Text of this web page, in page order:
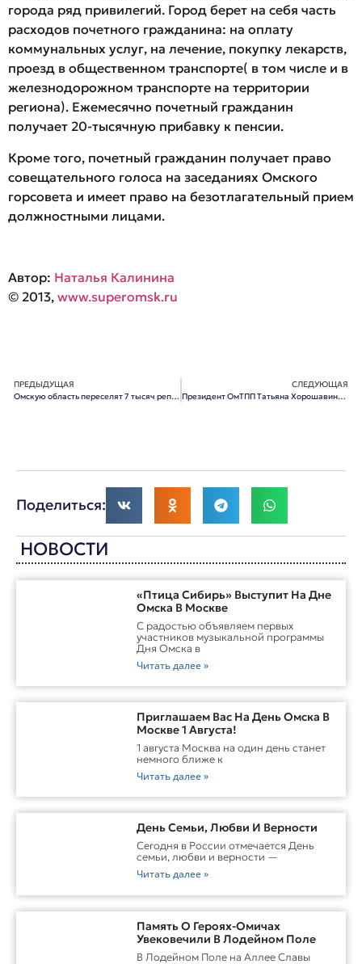
города ряд привилегий. Город берет на себя часть
расходов почетного гражданина: на оплату
коммунальных услуг, на лечение, покупку лекарств,
проезд в общественном транспорте( в том числе и в
железнодорожном транспорте на территории
региона). Ежемесячно почетный гражданин
получает 20-тысячную прибавку к пенсии.
Кроме того, почетный гражданин получает право
совещательного голоса на заседаниях Омского
горсовета и имеет право на безотлагательный прием
должностными лицами.
Автор: Наталья Калинина
© 2013, www.superomsk.ru
ПРЕДЫДУЩАЯ
Омскую область переселят 7 тысяч репатриантов
СЛЕДУЮЩАЯ
Президент ОмТПП Татьяна Хорошавина выдвинута в руководители омского отделения ОНФ
Поделиться:
НОВОСТИ
«Птица Сибирь» Выступит На Дне
Омска В Москве
С радостью объявляем первых
участников музыкальной программы
Дня Омска в
Читать далее »
Приглашаем Вас На День Омска В
Москве 1 Августа!
1 августа Москва на один день станет
немного ближе к
Читать далее »
День Семьи, Любви И Верности
Сегодня в России отмечается День
семьи, любви и верности —
Читать далее »
Память О Героях-Омичах
Увековечили В Лодейном Поле
В Лодейном Поле на Аллее Славы